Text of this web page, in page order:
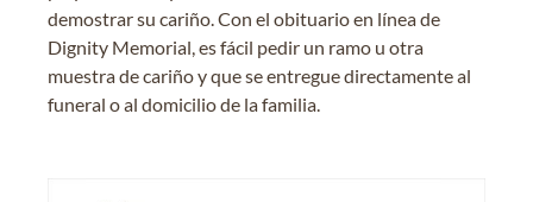
demostrar su cariño. Con el obituario en línea de
Dignity Memorial, es fácil pedir un ramo u otra
muestra de cariño y que se entregue directamente al
funeral o al domicilio de la familia.